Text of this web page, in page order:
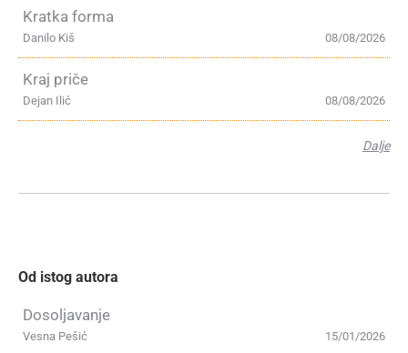
Kratka forma
08/08/2026
Danilo Kiš
Kraj priče
08/08/2026
Dejan Ilić
Dalje
Od istog autora
Dosoljavanje
15/01/2026
Vesna Pešić